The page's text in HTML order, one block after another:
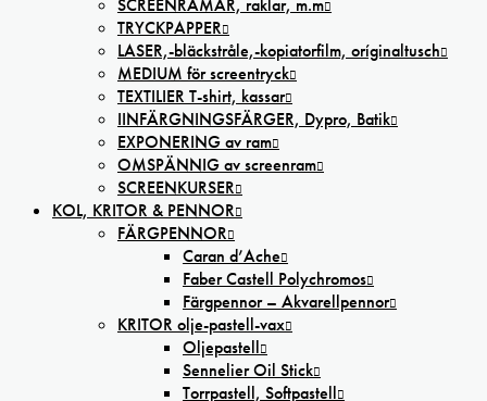
SCREENRAMAR, raklar, m.m
TRYCKPAPPER
LASER,-bläckstråle,-kopiatorfilm, oríginaltusch
MEDIUM för screentryck
TEXTILIER T-shirt, kassar
IINFÄRGNINGSFÄRGER, Dypro, Batik
EXPONERING av ram
OMSPÄNNIG av screenram
SCREENKURSER
KOL, KRITOR & PENNOR
FÄRGPENNOR
Caran d’Ache
Faber Castell Polychromos
Färgpennor – Akvarellpennor
KRITOR olje-pastell-vax
Oljepastell
Sennelier Oil Stick
Torrpastell, Softpastell